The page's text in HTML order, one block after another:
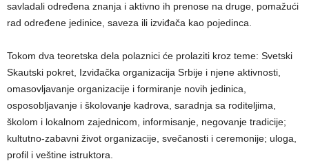
savladali određena znanja i aktivno ih prenose na druge, pomažući
rad određene jedinice, saveza ili izviđača kao pojedinca.
Tokom dva teoretska dela polaznici će prolaziti kroz teme: Svetski
Skautski pokret, Izviđačka organizacija Srbije i njene aktivnosti,
omasovljavanje organizacije i formiranje novih jedinica,
osposobljavanje i školovanje kadrova, saradnja sa roditeljima,
školom i lokalnom zajednicom, informisanje, negovanje tradicije;
kultutno-zabavni život organizacije, svečanosti i ceremonije; uloga,
profil i veštine istruktora.